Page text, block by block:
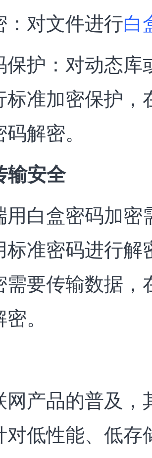
：对文件进行白
保护：对动态库
标准加密保护，
解密。
输安全
用白盒密码加密
标准密码进行解
需要传输数据，
。
网产品的普及，
对低性能、低存